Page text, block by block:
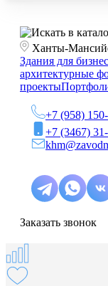
Ханты-
Здания для
архитектурные
проекты
+7 (958)
+7 (3467)
Заказать звонок